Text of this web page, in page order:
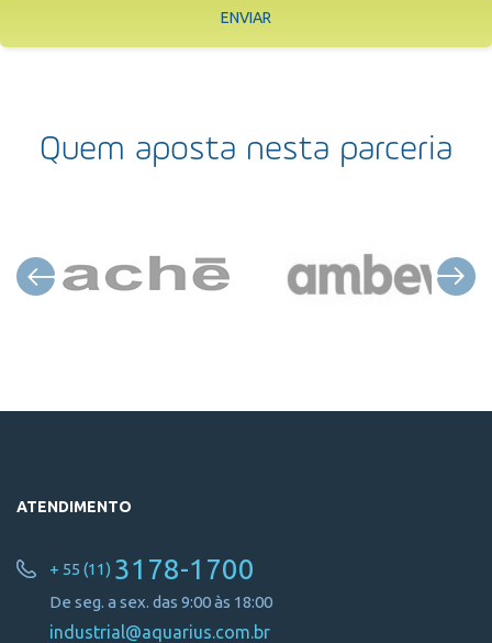
ENVIAR
Quem aposta nesta parceria
ATENDIMENTO
+ 55 (11) 3178-1700
De seg. a sex. das 9:00 às 18:00
industrial@aquarius.com.br